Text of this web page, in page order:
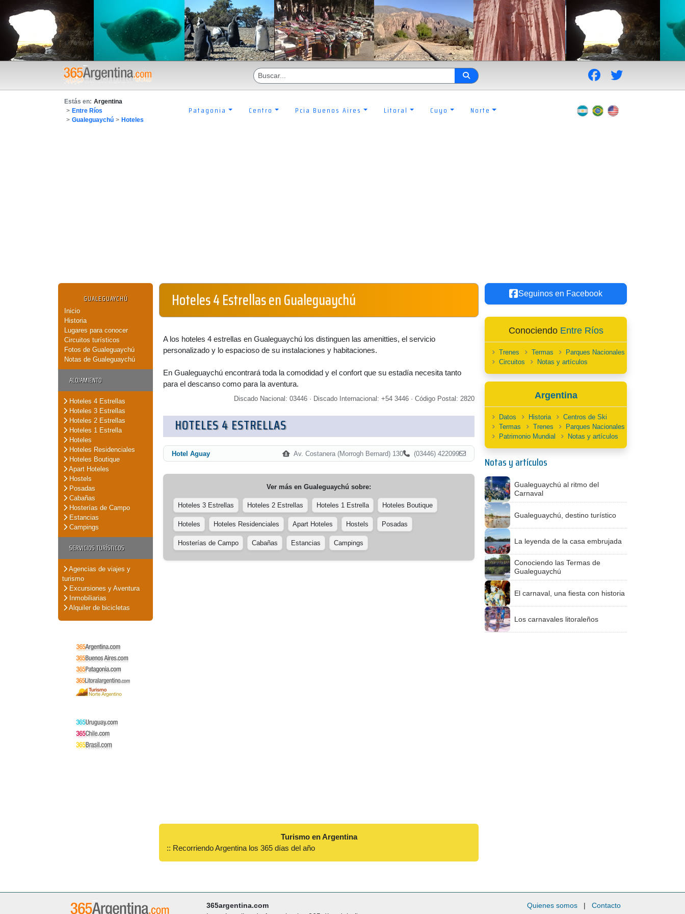
Estás en: Argentina
> Entre Ríos
> Gualeguaychú > Hoteles
Patagonia Centro Pcia Buenos Aires Litoral Cuyo Norte
GUALEGUAYCHÚ
Inicio
Historia
Lugares para conocer
Circuitos turísticos
Fotos de Gualeguaychú
Notas de Gualeguaychú
ALOJAMIENTO
Hoteles 4 Estrellas
Hoteles 3 Estrellas
Hoteles 2 Estrellas
Hoteles 1 Estrella
Hoteles
Hoteles Residenciales
Hoteles Boutique
Apart Hoteles
Hostels
Posadas
Cabañas
Hosterías de Campo
Estancias
Campings
SERVICIOS TURÍSTICOS
Agencias de viajes y
turismo
Excursiones y Aventura
Inmobiliarias
Alquiler de bicicletas
Hoteles 4 Estrellas en Gualeguaychú
A los hoteles 4 estrellas en Gualeguaychú los distinguen las amenitties, el servicio
personalizado y lo espacioso de su instalaciones y habitaciones.
En Gualeguaychú encontrará toda la comodidad y el confort que su estadía necesita tanto
para el descanso como para la aventura.
Discado Nacional: 03446 · Discado Internacional: +54 3446 · Código Postal: 2820
HOTELES 4 ESTRELLAS
Hotel Aguay Av. Costanera (Morrogh Bernard) 130 (03446) 422099
Ver más en Gualeguaychú sobre:
Hoteles 3 Estrellas Hoteles 2 Estrellas Hoteles 1 Estrella Hoteles Boutique
Hoteles Hoteles Residenciales Apart Hoteles Hostels Posadas
Hosterías de Campo Cabañas Estancias Campings
Turismo en Argentina
:: Recorriendo Argentina los 365 días del año
Seguinos en Facebook
Conociendo Entre Ríos
Trenes Termas
Parques Nacionales
Circuitos
Notas y artículos
Argentina
Datos Historia
Centros de Ski
Termas
Trenes
Parques Nacionales
Patrimonio Mundial
Notas y artículos
Notas y artículos
Gualeguaychú al ritmo del
Carnaval
Gualeguaychú, destino turístico
La leyenda de la casa embrujada
Conociendo las Termas de
Gualeguaychú
El carnaval, una fiesta con historia
Los carnavales litoraleños
365argentina.com
Quienes somos | Contacto